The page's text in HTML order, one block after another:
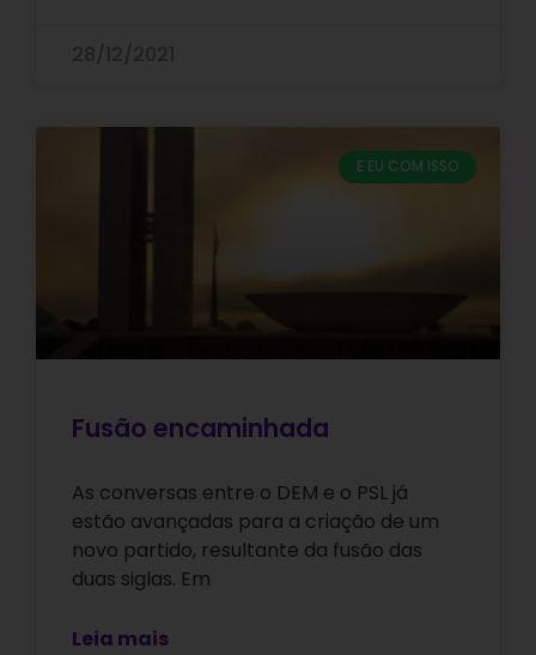
E EU COM ISSO
Fusão encaminhada
As conversas entre o DEM e o PSL já
estão avançadas para a criação de um
novo partido, resultante da fusão das
duas siglas. Em
Leia mais